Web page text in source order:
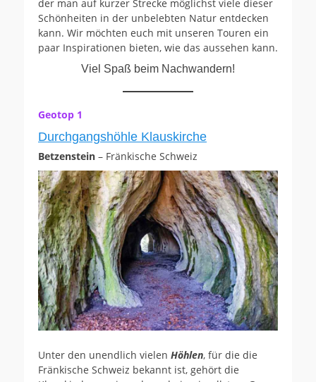
der man auf kurzer Strecke möglichst viele dieser
Schönheiten in der unbelebten Natur entdecken
kann. Wir möchten euch mit unseren Touren ein
paar Inspirationen bieten, wie das aussehen kann.
Viel Spaß beim Nachwandern!
Geotop 1
Durchgangshöhle Klauskirche
Betzenstein – Fränkische Schweiz
Unter den unendlich vielen Höhlen, für die die
Fränkische Schweiz bekannt ist, gehört die